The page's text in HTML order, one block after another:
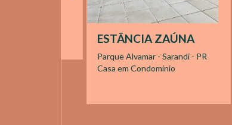
ESTÂNCIA ZAÚNA
Parque Alvamar - Sarandi - PR
Casa em Condomínio